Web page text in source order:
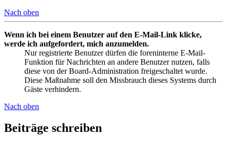
Nach oben
Wenn ich bei einem Benutzer auf den E-Mail-Link klicke,
werde ich aufgefordert, mich anzumelden.
Nur registrierte Benutzer dürfen die foreninterne E-Mail-
Funktion für Nachrichten an andere Benutzer nutzen, falls
diese von der Board-Administration freigeschaltet wurde.
Diese Maßnahme soll den Missbrauch dieses Systems durch
Gäste verhindern.
Nach oben
Beiträge schreiben